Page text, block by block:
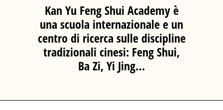
Kan Yu Feng Shui Academy è
una scuola internazionale e un
centro di ricerca sulle discipline
tradizionali cinesi: Feng Shui,
Ba Zi, Yi Jing…